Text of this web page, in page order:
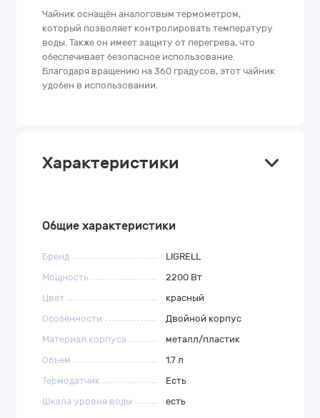
Чайник оснащён аналоговым термометром,
который позволяет контролировать температуру
воды. Также он имеет защиту от перегрева, что
обеспечивает безопасное использование.
Благодаря вращению на 360 градусов, этот чайник
удобен в использовании.
Характеристики
Общие характеристики
Бренд
LIGRELL
Мощность
2200 Вт
Цвет
красный
Особенности
Двойной корпус
Материал корпуса
металл/пластик
Объем
1.7 л
Термодатчик
Есть
Шкала уровня воды
есть